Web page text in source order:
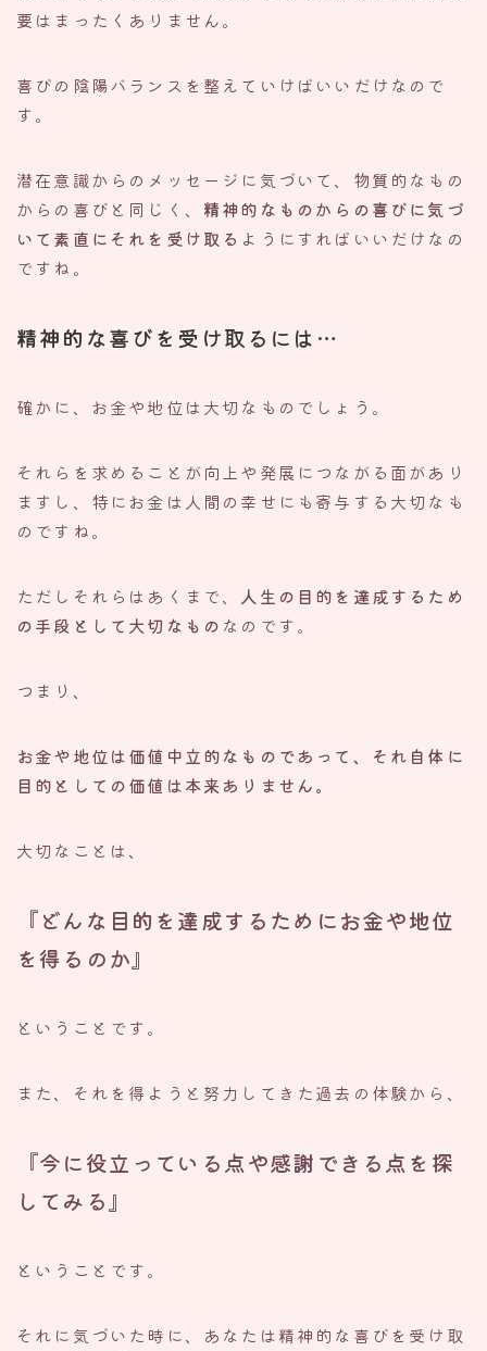
要はまったくありません。
喜びの陰陽バランスを整えていけばいいだけなので
す。
潜在意識からのメッセージに気づいて、物質的なもの
からの喜びと同じく、 精神的なものからの喜びに気づ
いて素直にそれを受け取る ようにすればいいだけなの
ですね。
精神的な喜びを受け取るには…
確かに、お金や地位は大切なものでしょう。
それらを求めることが向上や発展につながる面があり
ますし、特にお金は人間の幸せにも寄与する大切なも
のですね。
ただしそれらはあくまで、 人生の目的を達成するため
の手段として大切なもの なのです。
つまり、
お金や地位は価値中立的なものであって、それ自体に
目的としての価値は本来ありません。
大切なことは、
『どんな目的を達成するためにお金や地位
を得るのか』
ということです。
また、それを得ようと努力してきた過去の体験から、
『今に役立っている点や感謝できる点を探
してみる』
ということです。
それに気づいた時に、あなたは精神的な喜びを受け取